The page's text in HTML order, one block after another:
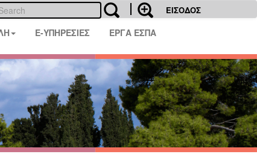
ΕΙΣΟΔΟΣ
E-ΥΠΗΡΕΣΙΕΣ ΕΡΓΑ ΕΣΠΑ